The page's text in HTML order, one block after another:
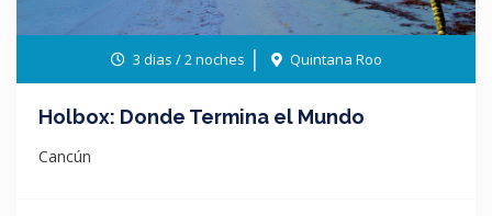
3 dias / 2 noches Quintana Roo
Holbox: Donde Termina el Mundo
Cancún